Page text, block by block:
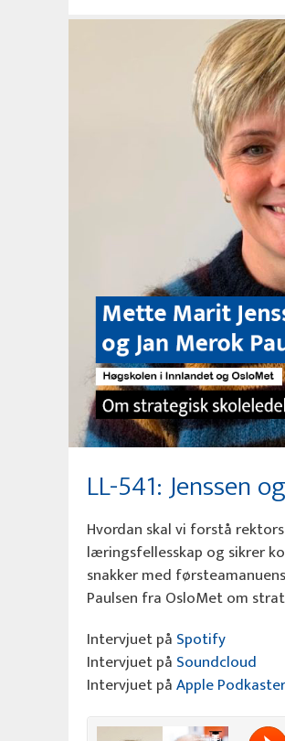
LL-541: Jenssen
Hvordan skal vi forstå
læringsfellesskap og sikrer
snakker med
Paulsen fra OsloMet om
Intervjuet på Spotify
Intervjuet på Soundcloud
Intervjuet påApple Podkaster